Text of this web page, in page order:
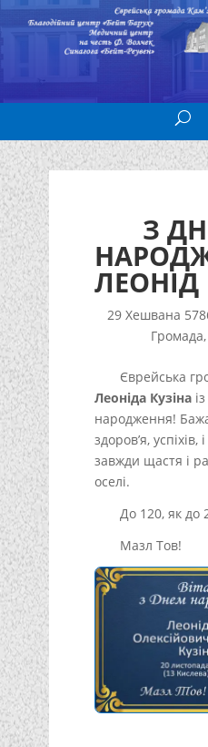
З
ЛЕОНІД
29 Хешвана
Громада
Єврейська
Леоніда Кузіна
народження!
здоров’я, успіхів,
завжди щастя і
оселі.
До 120, як до
Мазл Тов!